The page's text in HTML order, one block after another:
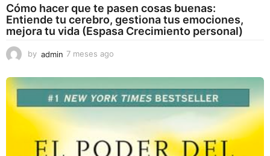
Cómo hacer que te pasen cosas buenas:
Entiende tu cerebro, gestiona tus emociones,
mejora tu vida (Espasa Crecimiento personal)
by admin 7 meses ago
e
s
e
o